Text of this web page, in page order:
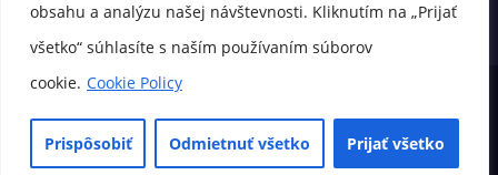
obsahu a analýzu našej návštevnosti. Kliknutím na „Prijať
všetko“ súhlasíte s naším používaním súborov
cookie. Cookie Policy
Prispôsobiť Odmietnuť všetko Prijať všetko
💛 O nás 📬 Kontakt Zásady ochrany osobných údajov